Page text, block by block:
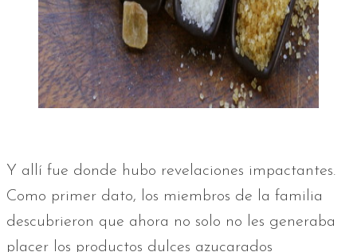
Y allí fue donde hubo revelaciones impactantes.
Como primer dato, los miembros de la familia
descubrieron que ahora no solo no les generaba
placer los productos dulces azucarados